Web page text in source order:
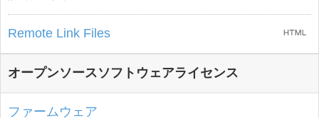
Remote Link Files
オープンソースソフトウェアライセンス
ファームウェア